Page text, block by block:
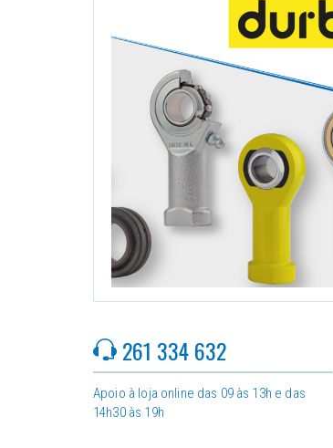
261 334 632
Apoio à loja online das 09 às 13h e das
14h30 às 19h